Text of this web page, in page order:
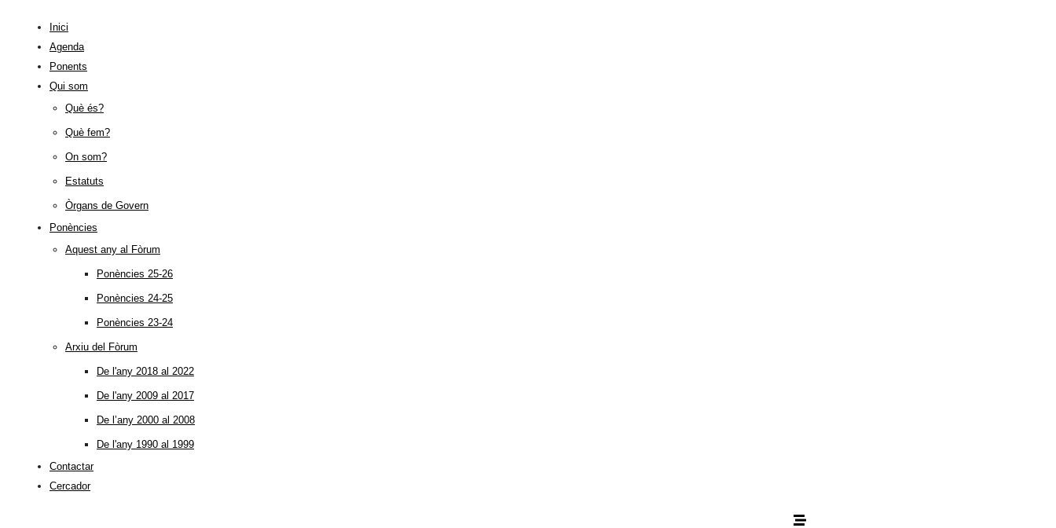
Inici
Agenda
Ponents
Qui som
Què és?
Què fem?
On som?
Estatuts
Òrgans de Govern
Ponències
Aquest any al Fòrum
Ponències 25-26
Ponències 24-25
Ponències 23-24
Arxiu del Fòrum
De l'any 2018 al 2022
De l'any 2009 al 2017
De l’any 2000 al 2008
De l'any 1990 al 1999
Contactar
Cercador